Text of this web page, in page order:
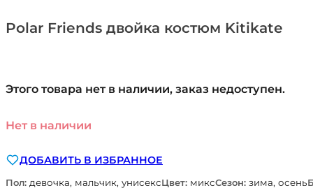
Polar Friends двойка костюм Kitikate
Этого товара нет в наличии, заказ недоступен.
Нет в наличии
ДОБАВИТЬ В ИЗБРАННОЕ
Пол: девочка, мальчик, унисексЦвет: миксСезон: зима, осень